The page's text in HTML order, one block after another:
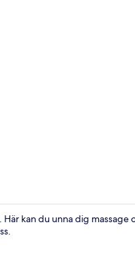
kan du unna dig massage